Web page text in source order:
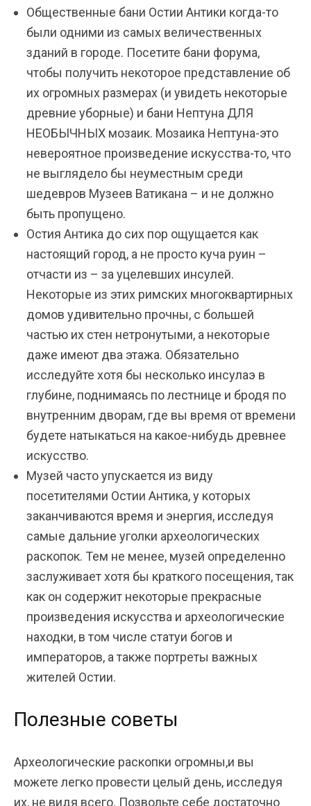
Общественные бани Остии Антики когда-то
были одними из самых величественных
зданий в городе. Посетите бани форума,
чтобы получить некоторое представление об
их огромных размерах (и увидеть некоторые
древние уборные) и бани Нептуна ДЛЯ
НЕОБЫЧНЫХ мозаик. Мозаика Нептуна-это
невероятное произведение искусства-то, что
не выглядело бы неуместным среди
шедевров Музеев Ватикана – и не должно
быть пропущено.
Остия Антика до сих пор ощущается как
настоящий город, а не просто куча руин –
отчасти из – за уцелевших инсулей.
Некоторые из этих римских многоквартирных
домов удивительно прочны, с большей
частью их стен нетронутыми, а некоторые
даже имеют два этажа. Обязательно
исследуйте хотя бы несколько инсулаэ в
глубине, поднимаясь по лестнице и бродя по
внутренним дворам, где вы время от времени
будете натыкаться на какое-нибудь древнее
искусство.
Музей часто упускается из виду
посетителями Остии Антика, у которых
заканчиваются время и энергия, исследуя
самые дальние уголки археологических
раскопок. Тем не менее, музей определенно
заслуживает хотя бы краткого посещения, так
как он содержит некоторые прекрасные
произведения искусства и археологические
находки, в том числе статуи богов и
императоров, а также портреты важных
жителей Остии.
Полезные советы
Археологические раскопки огромны,и вы
можете легко провести целый день, исследуя
их, не видя всего. Позвольте себе достаточно